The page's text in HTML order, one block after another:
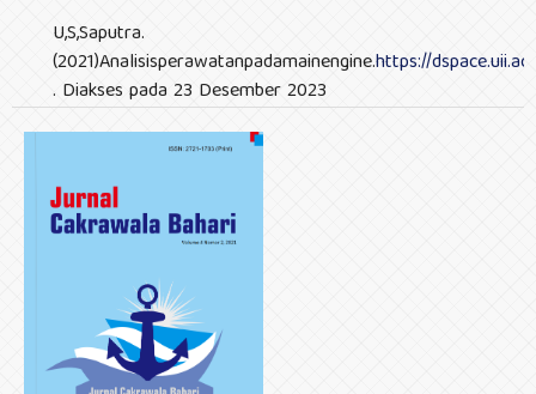
U,S,Saputra.
(2021)Analisisperawatanpadamainengine.https://
. Diakses pada 23 Desember 2023